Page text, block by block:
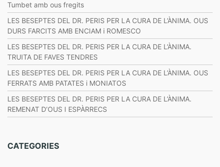
Tumbet amb ous fregits
LES BESEPTES DEL DR. PERIS PER LA CURA DE L’ÀNIMA. OUS
DURS FARCITS AMB ENCIAM i ROMESCO
LES BESEPTES DEL DR. PERIS PER LA CURA DE L’ÀNIMA.
TRUITA DE FAVES TENDRES
LES BESEPTES DEL DR. PERIS PER LA CURA DE L’ÀNIMA. OUS
FERRATS AMB PATATES i MONIATOS
LES BESEPTES DEL DR. PERIS PER LA CURA DE L’ÀNIMA.
REMENAT D’OUS I ESPÀRRECS
CATEGORIES